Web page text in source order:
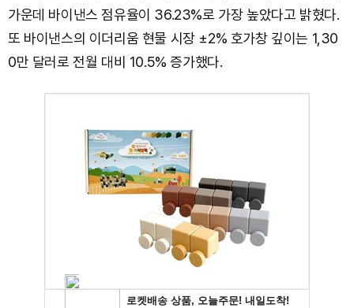
가운데 바이낸스 점유율이 36.23%로 가장 높았다고 밝혔다.
또 바이낸스의 이더리움 현물 시장 ±2% 호가창 깊이는 1,30
0만 달러로 전월 대비 10.5% 증가했다.